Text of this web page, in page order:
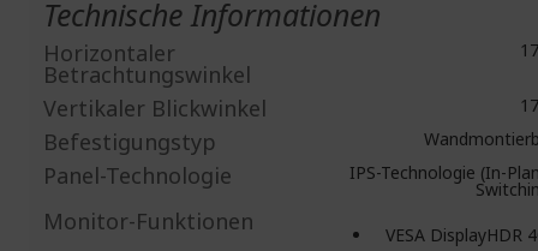
Technische Informationen
Horizontaler
Betrachtungswinkel
Vertikaler Blickwinkel
Befestigungstyp
Panel-Technologie IPS-Technologie (In-
Monitor-Funktionen
VESA DisplayHDR